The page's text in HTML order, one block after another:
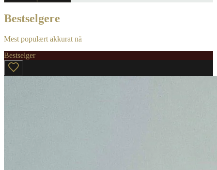
Bestselgere
Mest populært akkurat nå
Bestselger